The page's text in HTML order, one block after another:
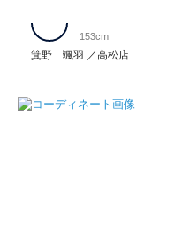
箕野 颯羽 高松店
153cm